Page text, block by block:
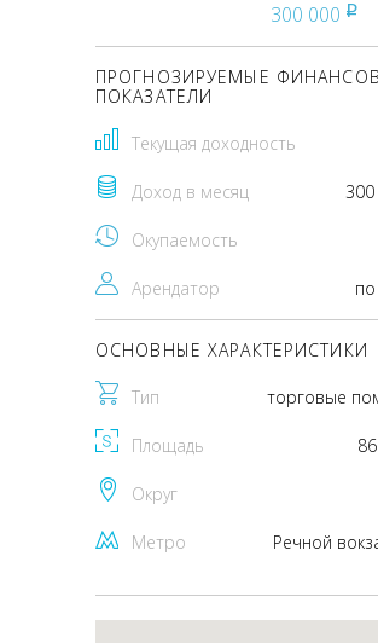
300 000 pуб
ПРОГНОЗИРУЕМЫЕ
ПОКАЗАТЕЛИ
Текущая доходность
Доход в месяц
Окупаемость
Арендатор
ОСНОВНЫЕ ХАРАКТЕРИСТИКИ
Тип торговые
Площадь
Округ
Метро
Речной